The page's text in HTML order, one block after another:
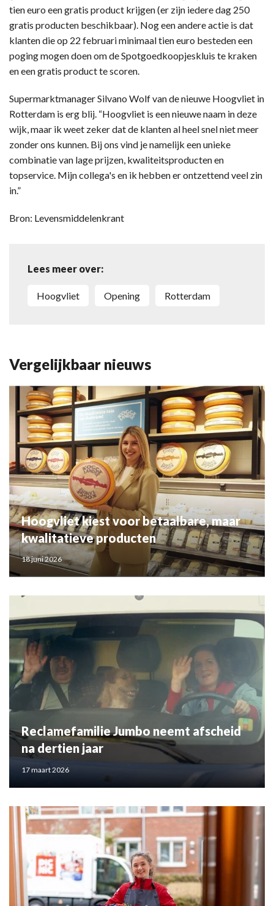
tien euro een gratis product krijgen (er zijn iedere dag 250
gratis producten beschikbaar). Nog een andere actie is dat
klanten die op 22 februari minimaal tien euro besteden een
poging mogen doen om de Spotgoedkoopjeskluis te kraken
en een gratis product te scoren.
Supermarktmanager Silvano Wolf van de nieuwe Hoogvliet in
Rotterdam is erg blij. “Hoogvliet is een nieuwe naam in deze
wijk, maar ik weet zeker dat de klanten al heel snel niet meer
zonder ons kunnen. Bij ons vind je namelijk een unieke
combinatie van lage prijzen, kwaliteitsproducten en
topservice. Mijn collega's en ik hebben er ontzettend veel zin
in.”
Bron: Levensmiddelenkrant
Lees meer over:
Hoogvliet Opening Rotterdam
Vergelijkbaar nieuws
Hoogvliet kiest voor betaalbare, maar
kwalitatieve producten
18 juni 2026
Reclamefamilie Jumbo neemt afscheid
na dertien jaar
17 maart 2026